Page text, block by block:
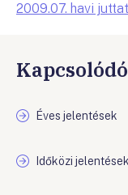
2009.07. havi
Éves jelentések
Időközi jelentések